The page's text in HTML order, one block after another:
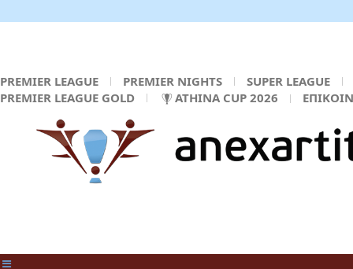
PREMIER LEAGUE PREMIER NIGHTS
SUPER LEAGUE
PREMIER LEAGUE GOLD
ATHINA CUP 2026